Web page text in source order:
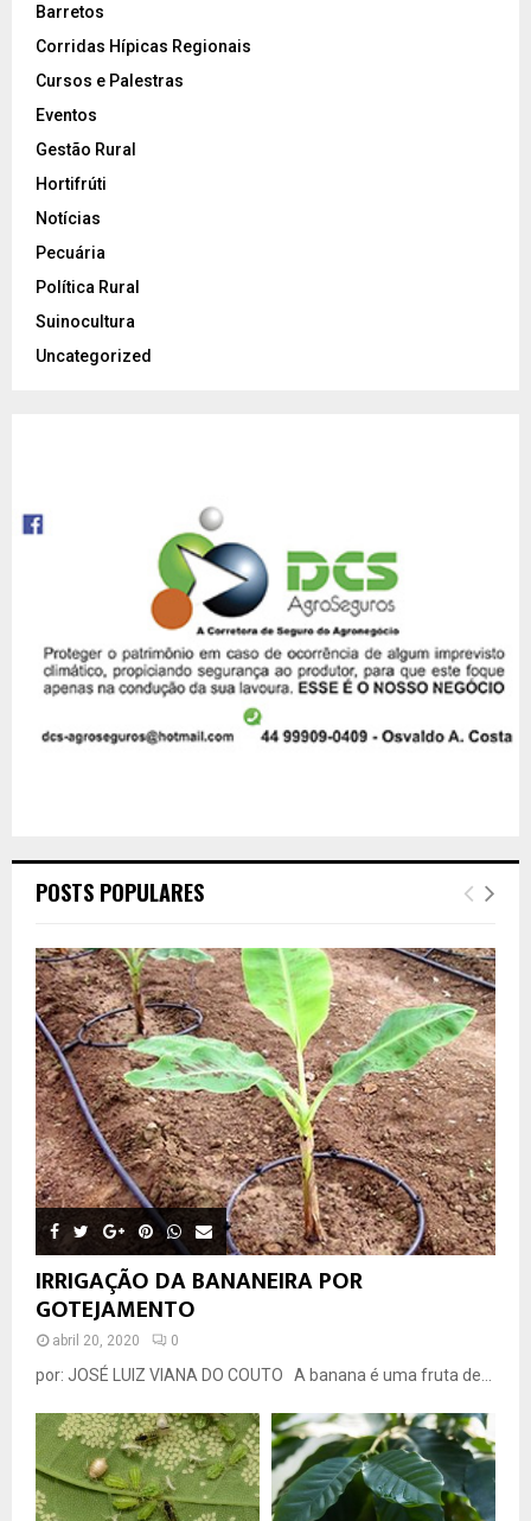
Barretos
Corridas Hípicas Regionais
Cursos e Palestras
Eventos
Gestão Rural
Hortifrúti
Notícias
Pecuária
Política Rural
Suinocultura
Uncategorized
POSTS POPULARES
IRRIGAÇÃO DA BANANEIRA POR
GOTEJAMENTO
abril 20, 2020 0
por: JOSÉ LUIZ VIANA DO COUTO A banana é uma fruta de...